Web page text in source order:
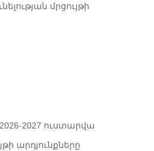
մրցույթի
2027 ուստարվա
արդյունքները